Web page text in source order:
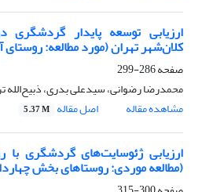
ارزیابی توسعه پایدار گردشگری
کلان‌شهر تهران (مورد مطالعه: روستای
صفحه286-299
محمدرضا رضوانی، سیدعلی بدری، ذبیح‌الله
مشاهده مقاله
اصل مقاله 5.37 M
ارزیابی ژئوسایت‌های گردشگری
(مطالعه موردی: روستاهای بخش